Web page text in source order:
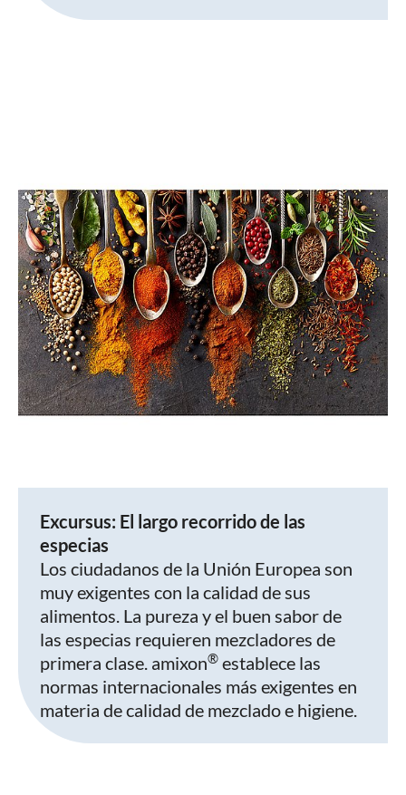
Excursus: El largo recorrido de las
especias
Los ciudadanos de la Unión Europea son
muy exigentes con la calidad de sus
alimentos. La pureza y el buen sabor de
las especias requieren mezcladores de
primera clase. amixon® establece las
normas internacionales más exigentes en
materia de calidad de mezclado e higiene.